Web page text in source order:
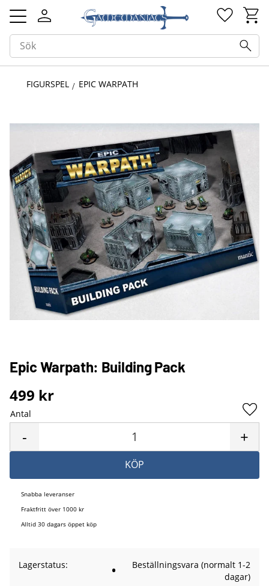
Meny
FIGURSPEL EPIC WARPATH
Epic Warpath: Building Pack
499 kr
Antal
+
-
KÖP
Snabba leveranser
Fraktfritt över 1000 kr
Alltid 30 dagars öppet köp
Lagerstatus
Beställningsvara (normalt 1-2
dagar)